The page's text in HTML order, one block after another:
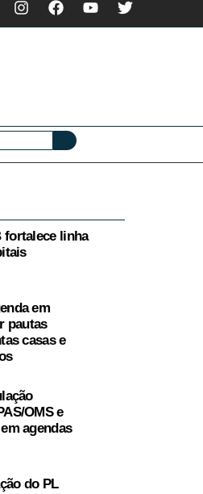
fortalece linha
em
pautas
casas e
OMS e
agendas
do PL